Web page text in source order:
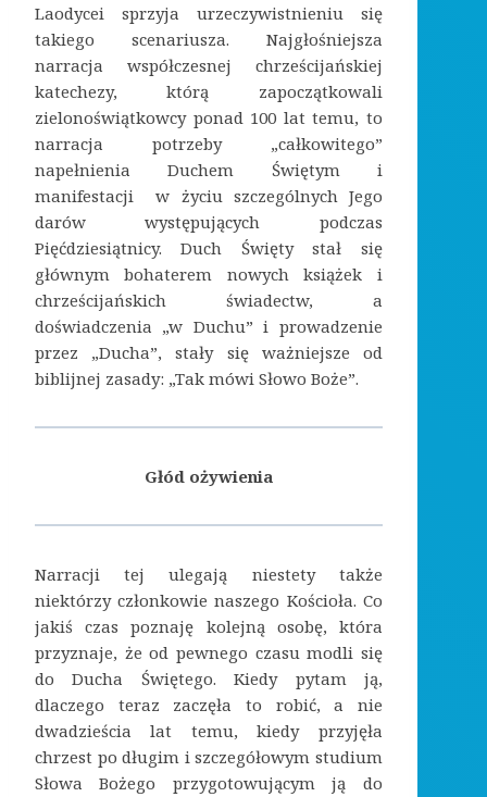
Laodycei sprzyja urzeczywistnieniu się
takiego scenariusza. Najgłośniejsza
narracja współczesnej chrześcijańskiej
katechezy, którą zapoczątkowali
zielonoświątkowcy ponad 100 lat temu, to
narracja potrzeby „całkowitego”
napełnienia Duchem Świętym i
manifestacji w życiu szczególnych Jego
darów występujących podczas
Pięćdziesiątnicy. Duch Święty stał się
głównym bohaterem nowych książek i
chrześcijańskich świadectw, a
doświadczenia „w Duchu” i prowadzenie
przez „Ducha”, stały się ważniejsze od
biblijnej zasady: „Tak mówi Słowo Boże”.
Głód ożywienia
Narracji tej ulegają niestety także
niektórzy członkowie naszego Kościoła. Co
jakiś czas poznaję kolejną osobę, która
przyznaje, że od pewnego czasu modli się
do Ducha Świętego. Kiedy pytam ją,
dlaczego teraz zaczęła to robić, a nie
dwadzieścia lat temu, kiedy przyjęła
chrzest po długim i szczegółowym studium
Słowa Bożego przygotowującym ją do